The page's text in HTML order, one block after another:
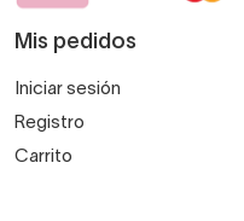
Mis pedidos
Iniciar sesión
Registro
Carrito